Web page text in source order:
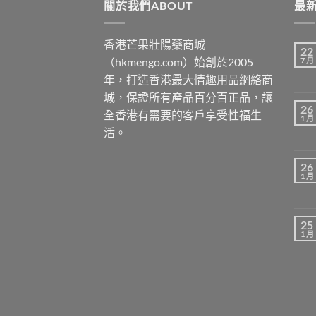
關於我們ABOUT
香港芒果壯陽藥商城
（hkmengo.com）始創於2005
年，打造香港最大情趣用品網絡商
城，保證所有產品百分百正品，讓
全香港有需要的客戶享受性福生
活。
最
22
7 月
26
1 月
26
1 月
25
1 月